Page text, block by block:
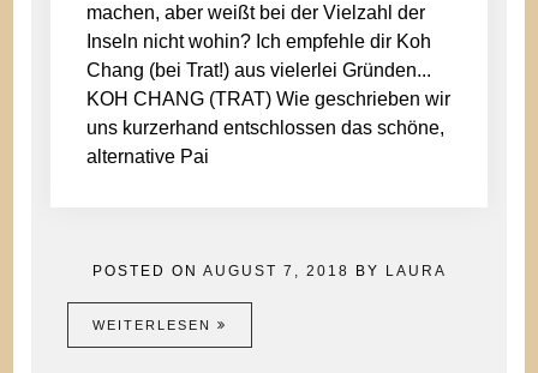
machen, aber weißt bei der Vielzahl der
Inseln nicht wohin? Ich empfehle dir Koh
Chang (bei Trat!) aus vielerlei Gründen...
KOH CHANG (TRAT) Wie geschrieben wir
uns kurzerhand entschlossen das schöne,
alternative Pai
POSTED ON AUGUST 7, 2018 BY LAURA
WEITERLESEN